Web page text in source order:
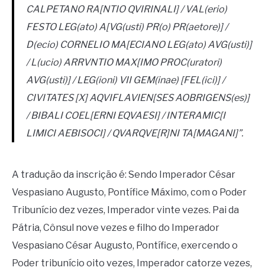
CALPETANO RA[NTIO QVIRINALI] / VAL(erio)
FESTO LEG(ato) A[VG(usti) PR(o) PR(aetore)] /
D(ecio) CORNELIO MA[ECIANO LEG(ato) AVG(usti)]
/ L(ucio) ARRVNTIO MAX[IMO PROC(uratori)
AVG(usti)] / LEG(ioni) VII GEM(inae) [FEL(ici)] /
CIVITATES [X] AQVIFLAVIEN[SES AOBRIGENS(es)]
/ BIBALI COEL[ERNI EQVAESI] / INTERAMIC[I
LIMICI AEBISOCI] / QVARQVE[R]NI TA[MAGANI]”.
A tradução da inscrição é: Sendo Imperador César
Vespasiano Augusto, Pontífice Máximo, com o Poder
Tribunício dez vezes, Imperador vinte vezes. Pai da
Pátria, Cônsul nove vezes e filho do Imperador
Vespasiano César Augusto, Pontífice, exercendo o
Poder tribunício oito vezes, Imperador catorze vezes,